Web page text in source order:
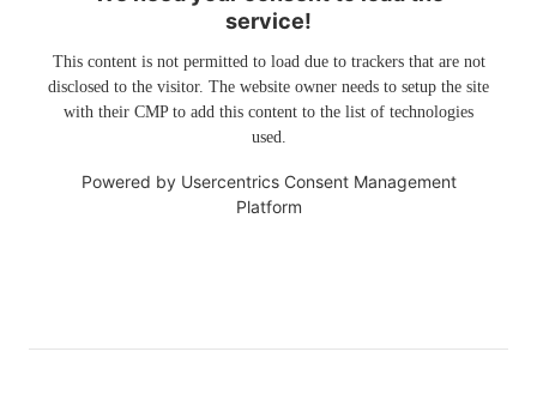
service!
This content is not permitted to load due to trackers that are not
disclosed to the visitor. The website owner needs to setup the site
with their CMP to add this content to the list of technologies
used.
Powered by Usercentrics Consent Management
Platform